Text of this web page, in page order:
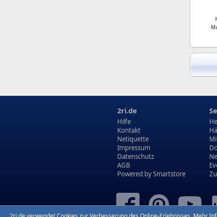
2ri.de
Hilfe
Kontakt
Netiquette
Impressum
Datenschutz
AGB
Powered bySmartstore